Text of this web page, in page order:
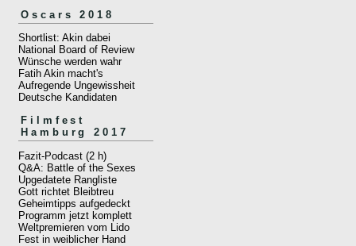
Oscars 2018
Shortlist: Akin dabei
National Board of Review
Wünsche werden wahr
Fatih Akin macht's
Aufregende Ungewissheit
Deutsche Kandidaten
Filmfest
Hamburg 2017
Fazit-Podcast (2 h)
Q&A: Battle of the Sexes
Upgedatete Rangliste
Gott richtet Bleibtreu
Geheimtipps aufgedeckt
Programm jetzt komplett
Weltpremieren vom Lido
Fest in weiblicher Hand